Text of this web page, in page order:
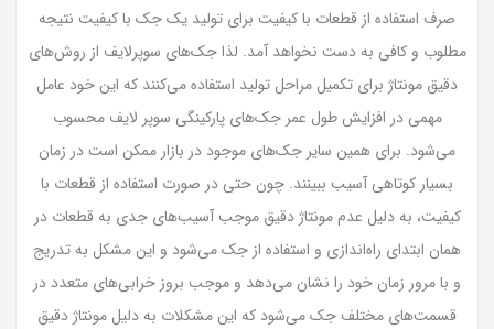
صرف استفاده از قطعات با کیفیت برای تولید یک جک با کیفیت نتیجه
مطلوب و کافی به دست نخواهد آمد. لذا جک‌های سوپرلایف از روش‌های
دقیق مونتاژ برای تکمیل مراحل تولید استفاده می‌کنند که این خود عامل
مهمی در افزایش طول عمر جک‌‌های پارکینگی سوپر لایف محسوب
می‌شود. برای همین سایر جک‌های موجود در بازار ممکن است در زمان
بسیار کوتاهی آسیب ببینند. چون حتی در صورت استفاده از قطعات با
کیفیت، به دلیل عدم مونتاژ دقیق موجب آسیب‌های جدی به قطعات در
همان ابتدای راه‌اندازی و استفاده از جک می‌شود و این مشکل به تدریج
و با مرور زمان خود را نشان می‌دهد و موجب بروز خرابی‌های متعدد در
قسمت‌های مختلف جک‌ می‌شود که این مشکلات به دلیل مونتاژ دقیق